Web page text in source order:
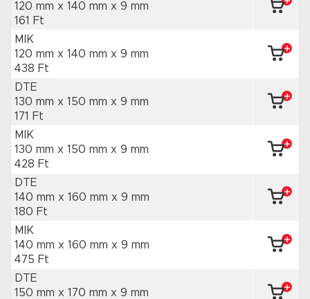
120 mm x 140 mm x 9 mm
161 Ft
MIK
120 mm x 140 mm x 9 mm
438 Ft
DTE
130 mm x 150 mm x 9 mm
171 Ft
MIK
130 mm x 150 mm x 9 mm
428 Ft
DTE
140 mm x 160 mm x 9 mm
180 Ft
MIK
140 mm x 160 mm x 9 mm
475 Ft
DTE
150 mm x 170 mm x 9 mm